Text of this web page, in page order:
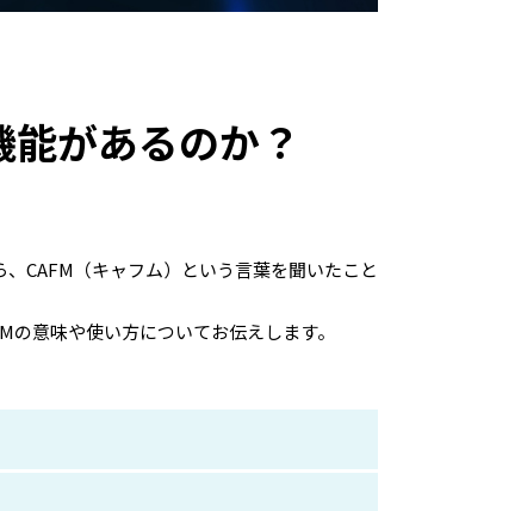
があるのか？
CAFM（キャフム）という言葉を聞いたこと
意味や使い方についてお伝えします。